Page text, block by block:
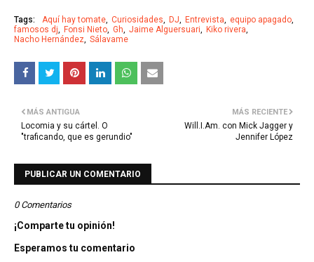
Tags: Aquí hay tomate Curiosidades DJ Entrevista
equipo apagado
famosos dj
Fonsi Nieto Gh Jaime Alguersuari
Kiko rivera
Nacho Hernández Sálavame
MÁS RECIENTE
Will.I.Am. con Mick Jagger y
Jennifer López
MÁS ANTIGUA
Locomia y su cártel. O
"traficando, que es gerundio"
PUBLICAR UN COMENTARIO
0 Comentarios
¡Comparte tu opinión!
Esperamos tu comentario